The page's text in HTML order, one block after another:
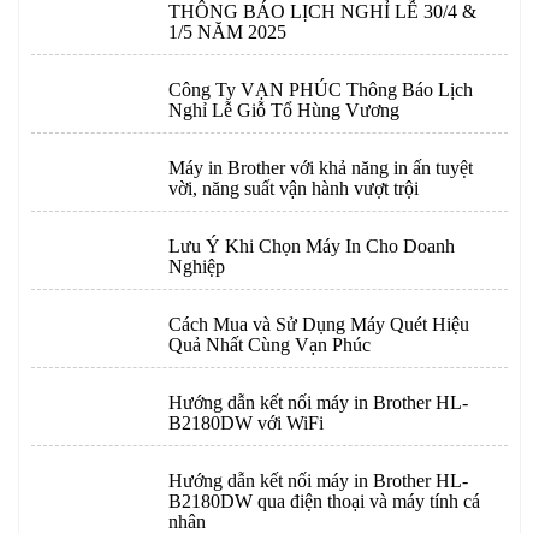
THÔNG BÁO LỊCH NGHỈ LỄ 30/4 &
1/5 NĂM 2025
Công Ty VẠN PHÚC Thông Báo Lịch
Nghỉ Lễ Giỗ Tổ Hùng Vương
Máy in Brother với khả năng in ấn tuyệt
vời, năng suất vận hành vượt trội
Lưu Ý Khi Chọn Máy In Cho Doanh
Nghiệp
Cách Mua và Sử Dụng Máy Quét Hiệu
Quả Nhất Cùng Vạn Phúc
Hướng dẫn kết nối máy in Brother HL-
B2180DW với WiFi
Hướng dẫn kết nối máy in Brother HL-
B2180DW qua điện thoại và máy tính cá
nhân